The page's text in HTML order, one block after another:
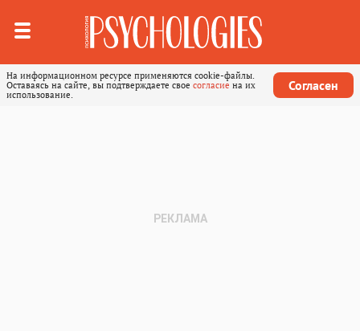
На информационном ресурсе применяются cookie-файлы.
Оставаясь на сайте, вы подтверждаете свое согласие на их
использование.
Согласен